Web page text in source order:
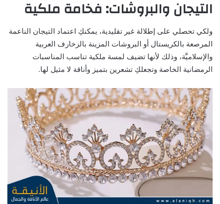
التيجان والبروشات: فخامة ملكية
ولكي تحصلي على إطلالة غير تقليدية، يمكنكِ اعتماد التيجان الناعمة
المرصعة بالكريستال أو البروشات المزينة بالزخارف العربية
والإسلاميَّة، وذلك لأنها تضيف لمسة ملكية تناسب المناسبات
الرمضانية الخاصة وتجعلكِ تشعرين بتميز وأناقة لا مثيل لها.